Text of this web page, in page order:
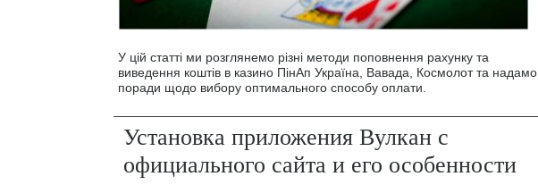
У цій статті ми розглянемо різні методи поповнення рахунку та
виведення коштів в казино ПінАп Україна, Вавада, Космолот та надамо
поради щодо вибору оптимального способу оплати.
Установка приложения Вулкан с
официального сайта и его особенности